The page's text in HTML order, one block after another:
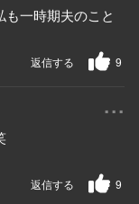
一時期夫のこと
9
返信する
...
9
返信する